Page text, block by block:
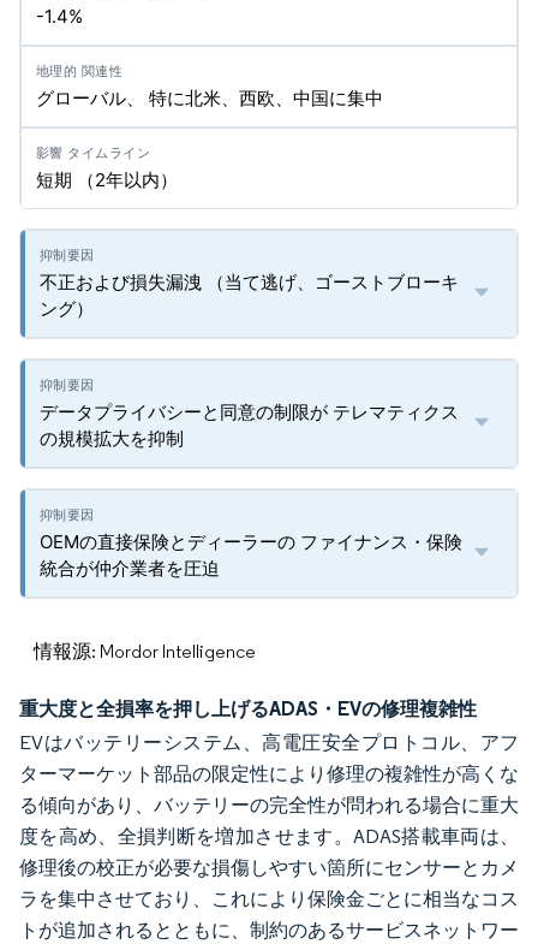
-1.4%
グローバル、 特に北米、西欧、中国に集中
短期 （2年以内）
不正および損失漏洩 （当て逃げ、ゴーストブローキ
ング）
データプライバシーと同意の制限が テレマティクス
の規模拡大を抑制
OEMの直接保険とディーラーの ファイナンス・保険
統合が仲介業者を圧迫
情報源: Mordor Intelligence
重大度と全損率を押し上げるADAS・EVの修理複雑性
EVはバッテリーシステム、高電圧安全プロトコル、アフ
ターマーケット部品の限定性により修理の複雑性が高くな
る傾向があり、バッテリーの完全性が問われる場合に重大
度を高め、全損判断を増加させます。ADAS搭載車両は、
修理後の校正が必要な損傷しやすい箇所にセンサーとカメ
ラを集中させており、これにより保険金ごとに相当なコス
トが追加されるとともに、制約のあるサービスネットワー